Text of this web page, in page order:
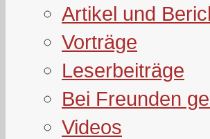
Artikel und
Vorträge
Leserbeiträge
Bei Freunden
Videos